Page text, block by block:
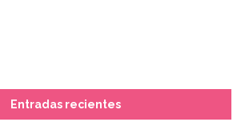
Entradas recientes